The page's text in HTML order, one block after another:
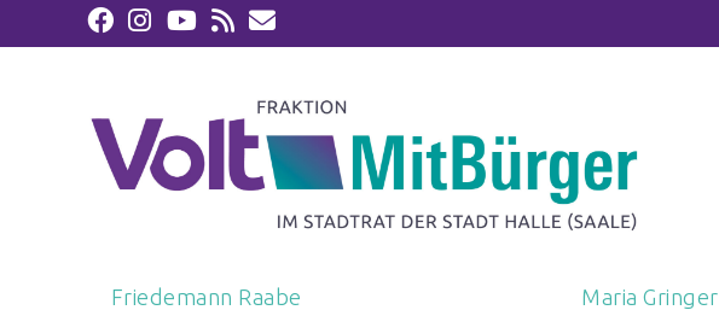
Friedemann Raabe Maria Gringer